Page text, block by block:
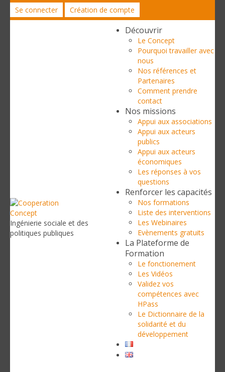
Se connecter Création de compte
Ingénierie sociale et des
politiques publiques
Découvrir
Le Concept
Pourquoi travailler avec
nous
Nos références et
Partenaires
Comment prendre
contact
Nos missions
Appui aux associations
Appui aux acteurs
publics
Appui aux acteurs
économiques
Les réponses à vos
questions
Renforcer les capacités
Nos formations
Liste des interventions
Les Webinaires
Evènements gratuits
La Plateforme de
Formation
Le fonctionement
Les Vidéos
Validez vos
compétences avec
HPass
Le Dictionnaire de la
solidarité et du
développement